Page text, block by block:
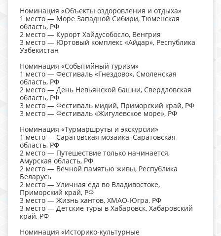
Номинация «Объекты оздоровления и отдыха»
1 место — Море Западной Сибири, Тюменская
область, РФ
2 место — Курорт Хайдусобосло, Венгрия
3 место — Юртовый комплекс «Айдар», Республика
Узбекистан
Номинация «Событийный туризм»
1 место — Фестиваль «Гнездово», Смоленская
область, РФ
2 место — День Невьянской башни, Свердловская
область, РФ
3 место — Фестиваль мидий, Приморский край, РФ
3 место — Фестиваль «Жигулевское море», РФ
Номинация «Турмаршруты и экскурсии»
1 место — Саратовская мозаика, Саратовская
область, РФ
2 место — Путешествие только начинается,
Амурская область, РФ
2 место — Вечной памятью живы, Республика
Беларусь
2 место — Уличная еда во Владивостоке,
Приморский край, РФ
3 место — Жизнь хантов, ХМАО-Югра, РФ
3 место — Детские туры в Хабаровск, Хабаровский
край, РФ
Номинация «Историко-культурные